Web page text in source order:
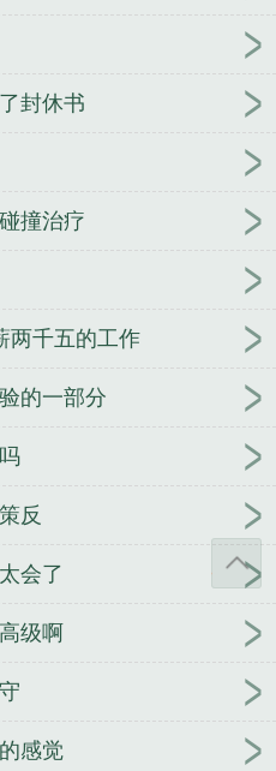
封休书
撞治疗
两千五的工作
的一部分
反
会了
级啊
感觉